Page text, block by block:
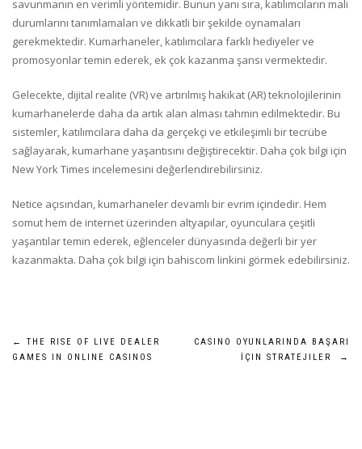
savunmanın en verimli yöntemidir. Bunun yanı sıra, katılımcıların mali
durumlarını tanımlamaları ve dikkatli bir şekilde oynamaları
gerekmektedir. Kumarhaneler, katılımcılara farklı hediyeler ve
promosyonlar temin ederek, ek çok kazanma şansı vermektedir.
Gelecekte, dijital realite (VR) ve artırılmış hakikat (AR) teknolojilerinin
kumarhanelerde daha da artık alan alması tahmin edilmektedir. Bu
sistemler, katılımcılara daha da gerçekçi ve etkileşimli bir tecrübe
sağlayarak, kumarhane yaşantısını değiştirecektir. Daha çok bilgi için
New York Times incelemesini değerlendirebilirsiniz.
Netice açısından, kumarhaneler devamlı bir evrim içindedir. Hem
somut hem de internet üzerinden altyapılar, oyunculara çeşitli
yaşantılar temin ederek, eğlenceler dünyasında değerli bir yer
kazanmakta. Daha çok bilgi için bahiscom linkini görmek edebilirsiniz.
Post
←
THE RISE OF LIVE DEALER
GAMES IN ONLINE CASINOS
CASINO OYUNLARINDA BAŞARI
İÇIN STRATEJILER
→